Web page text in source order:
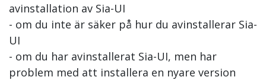
avinstallation av Sia-UI
- om du inte är säker på hur du avinstallerar Sia-
UI
- om du har avinstallerat Sia-UI, men har
problem med att installera en nyare version